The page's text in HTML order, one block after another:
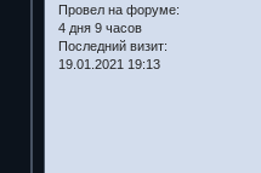
Провел на форуме:
4 дня 9 часов
Последний визит:
19.01.2021 19:13